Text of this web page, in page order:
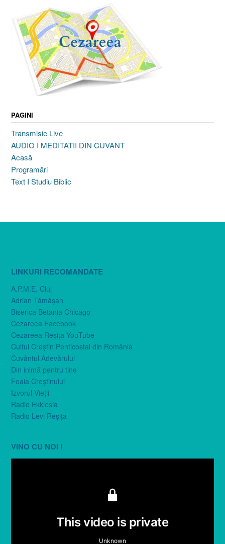
PAGINI
Transmisie Live
AUDIO I MEDITATII DIN CUVANT
Acasă
Programări
Text I Studiu Biblic
LINKURI RECOMANDATE
A.P.M.E. Cluj
Adrian Tămăşan
Biserica Betania Chicago
Cezareea Facebook
Cezareea Reşiţa YouTube
Cultul Creştin Penticostal din România
Cuvântul Adevărului
Din inimă pentru tine
Foaia Creştinului
Izvorul Vieţii
Radio Ekklesia
Radio Levi Reşiţa
VINO CU NOI !